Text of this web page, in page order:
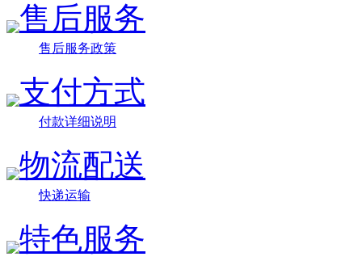
售后服务
售后服务政策
支付方式
付款详细说明
物流配送
快递运输
特色服务